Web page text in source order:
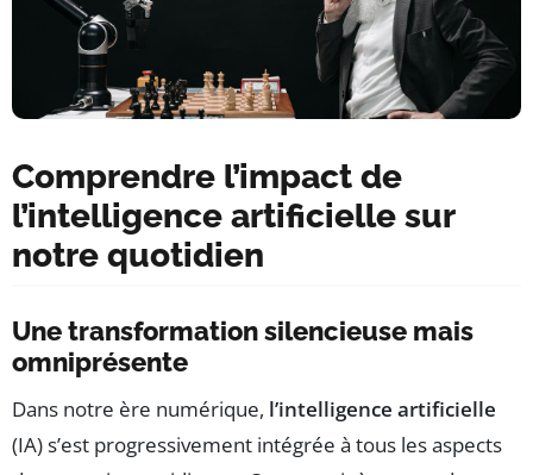
Comprendre l’impact de
l’intelligence artificielle sur
notre quotidien
Une transformation silencieuse mais
omniprésente
Dans notre ère numérique, l’intelligence artificielle
(IA) s’est progressivement intégrée à tous les aspects